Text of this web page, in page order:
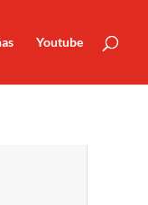
Youtube